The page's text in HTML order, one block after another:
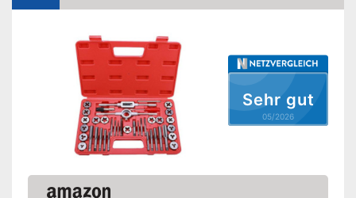
Sehr gut
05/2026